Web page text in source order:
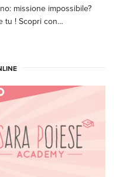
missione impossibile?
tu ! Scopri con…